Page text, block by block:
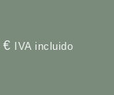
€ IVA incluido